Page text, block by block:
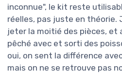
inconnue", le kit reste
réelles, pas juste en théorie.
jeter la moitié des pièces, et
pêché avec et sorti des
oui, on sent la différence
mais on ne se retrouve pas